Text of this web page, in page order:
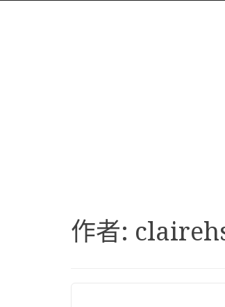
作者: